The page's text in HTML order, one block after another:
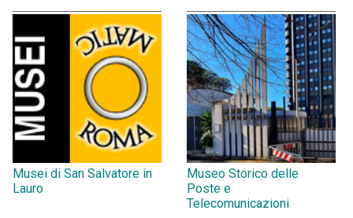
Musei di San Salvatore in
Lauro
Museo Storico delle
Poste e
Telecomunicazioni